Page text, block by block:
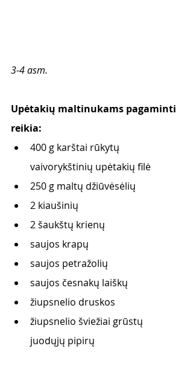
3-4 asm.
Upėtakių maltinukams pagaminti
reikia:
400 g karštai rūkytų
vaivorykštinių upėtakių filė
250 g maltų džiūvėsėlių
2 kiaušinių
2 šaukštų krienų
saujos krapų
saujos petražolių
saujos česnakų laiškų
žiupsnelio druskos
žiupsnelio šviežiai grūstų
juodųjų pipirų